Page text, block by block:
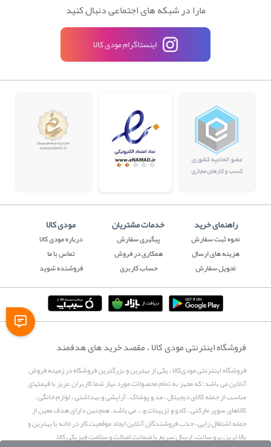
مارا در شبکه های اجتماعی دنبال کنید
اینستاگرام مودی کالا
راهنمای خرید
نحوه ثبت سفارش
هزینه های ارسال
تحویل سفارش
خدمات مشتریان
پیگیری سفارش
همکاری در فروش
حساب کاربری
مودی کالا
درباره مودی کالا
تماس با ما
فروشنده شوید
فروشگاه اینترنتی مودی کالا ، مقصد خرید های هدفمند
فروشگاه اینترنتی مودی‌کالا ، یکی از بهترین و بزرگترین فروشگاه در زمینه فروش
آنلاین می باشد؛ که مجهز به تمام محصولات مورد نیاز شما کاربران عزیز با قیمتهای
مناسب از جمله کالای دیجیتال ، مد و پوشاک ، آرایشی و بهداشتی ، لوازم خانگی ،
کالاهای سوپر مارکتی ، کادو و تزیینات و... می باشد. همچنین دارای هدف معین از
جمله اشتغال زایی ، جذب فروشندگان آنلاین ایجاد موقعیت کار در خانه با بهترین و
بالا ترین پرو سانت. ارسال سریع با ضمانت اصالت و سلامت فیزیکی کالا.